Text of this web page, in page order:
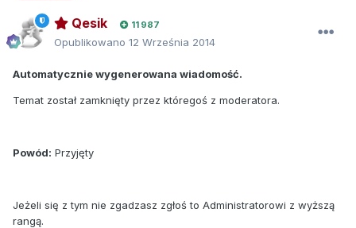
Qesik 11 987
Opublikowano 12 Września 2014
Automatycznie wygenerowana wiadomość.
Temat został zamknięty przez któregoś z moderatora.
Powód: Przyjęty
Jeżeli się z tym nie zgadzasz zgłoś to Administratorowi z wyższą
rangą.